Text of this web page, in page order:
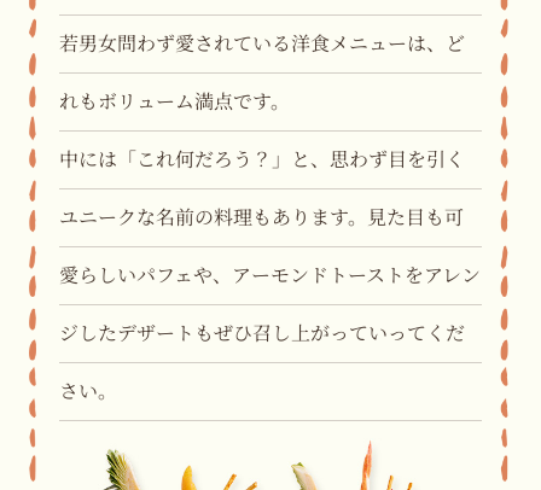
若男女問わず愛されている洋食メニューは、 ど
れもボリューム満点です。
中には「これ何だろう？」と、思わず目を引く
ユニークな名前の料理もあります。 見た目も可
愛らしいパフェや、 アーモンドトーストをアレン
ジしたデザートもぜひ召し上がっていってくだ
さい。